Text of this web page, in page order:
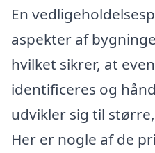
En
aspekter af
hvilket sikrer, at
identificeres og
udvikler sig til
Her er nogle af de